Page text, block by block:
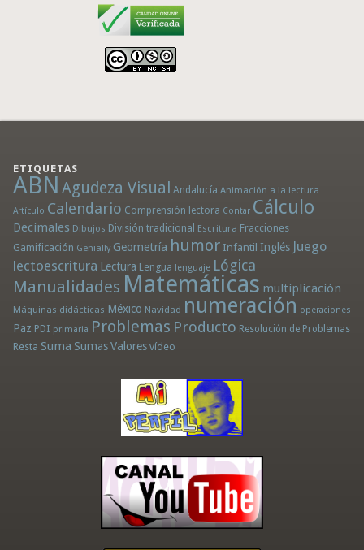
ETIQUETAS
ABN Agudeza Visual Andalucía Animación a la lectura
Artículo Calendario Comprensión lectora Contar Cálculo
Decimales Dibujos División tradicional Escritura Fracciones
Gamificación Genially Geometría humor Infantil Inglés Juego
lectoescritura Lectura Lengua lenguaje Lógica
Manualidades Matemáticas multiplicación
Máquinas didácticas México Navidad numeración operaciones
Paz PDI primaria Problemas Producto Resolución de Problemas
Resta Suma Sumas Valores vídeo